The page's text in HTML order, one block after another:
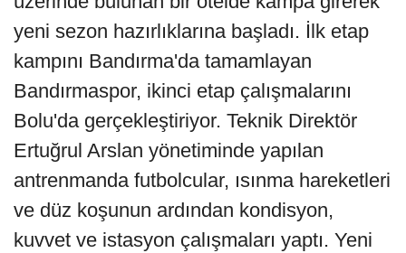
yeni sezon hazırlıklarına başladı. İlk etap
kampını Bandırma'da tamamlayan
Bandırmaspor, ikinci etap çalışmalarını
Bolu'da gerçekleştiriyor. Teknik Direktör
Ertuğrul Arslan yönetiminde yapılan
antrenmanda futbolcular, ısınma hareketleri
ve düz koşunun ardından kondisyon,
kuvvet ve istasyon çalışmaları yaptı. Yeni